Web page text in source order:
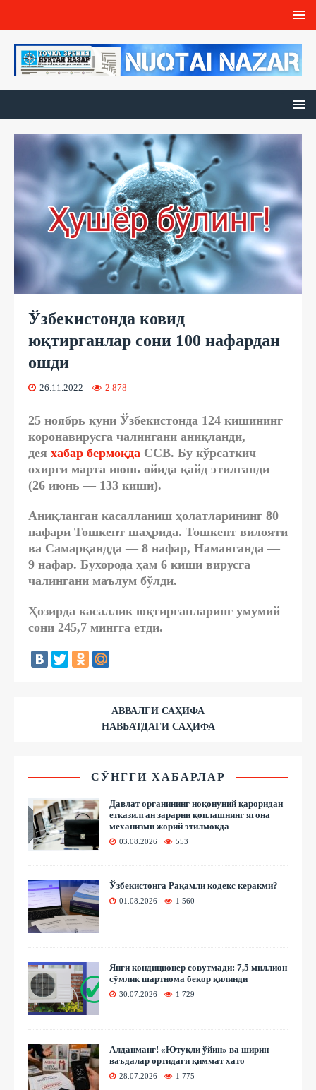
Ўзбекистонда ковид
юқтирганлар сони 100 нафардан
ошди
26.11.2022 2 878
25 ноябрь куни Ўзбекистонда 124 кишининг
коронавирусга чалингани аниқланди,
дея хабар бермоқда ССВ. Бу кўрсаткич
охирги марта июнь ойида қайд этилганди
(26 июнь — 133 киши).
Аниқланган касалланиш ҳолатларининг 80
нафари Тошкент шаҳрида. Тошкент вилояти
ва Самарқандда — 8 нафар, Наманганда —
9 нафар. Бухорода ҳам 6 киши вирусга
чалингани маълум бўлди.
Ҳозирда касаллик юқтирганларинг умумий
сони 245,7 мингга етди.
АВВАЛГИ САҲИФА
НАВБАТДАГИ САҲИФА
СЎНГГИ ХАБАРЛАР
Давлат органининг ноқонуний қароридан
етказилган зарарни қоплашнинг ягона
механизми жорий этилмоқда
03.08.2026 553
Ўзбекистонга Рақамли кодекс керакми?
01.08.2026 1 560
Янги кондиционер совутмади: 7,5 миллион
сўмлик шартнома бекор қилинди
30.07.2026 1 729
Алданманг! «Ютуқли ўйин» ва ширин
ваъдалар ортидаги қиммат хато
28.07.2026 1 775